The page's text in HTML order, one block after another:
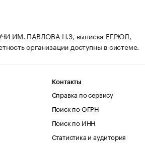
ИМ. ПАВЛОВА Н.З, выписка ЕГРЮЛ,
организации доступны в системе.
Контакты
Справка по сервису
Поиск по ОГРН
Поиск по ИНН
Статистика и аудитория